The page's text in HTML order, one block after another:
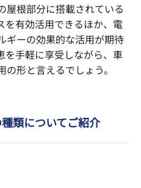
屋根部分に搭載されている
を有効活用できるほか、電
ギーの効果的な活用が期待
を手軽に享受しながら、車
形と言えるでしょう。
類についてご紹介